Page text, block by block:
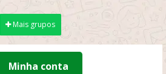
Mais grupos
Minha conta